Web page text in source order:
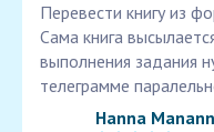
Перевести книгу из
Сама книга
выполнения задания
телеграмме
Hanna